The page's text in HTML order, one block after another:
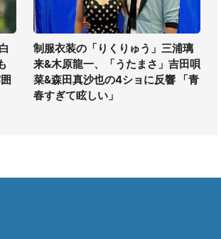
制服衣装の「りくりゅう」三浦璃
来&木原龍一、「うたまさ」吉田唄
菜&森田真沙也の4ショに反響 「青
春すぎて眩しい」